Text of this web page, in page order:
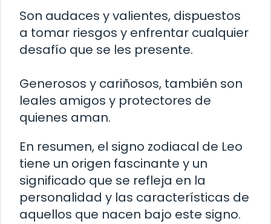
Son audaces y valientes, dispuestos
a tomar riesgos y enfrentar cualquier
desafío que se les presente.
Generosos y cariñosos, también son
leales amigos y protectores de
quienes aman.
En resumen, el signo zodiacal de Leo
tiene un origen fascinante y un
significado que se refleja en la
personalidad y las características de
aquellos que nacen bajo este signo.